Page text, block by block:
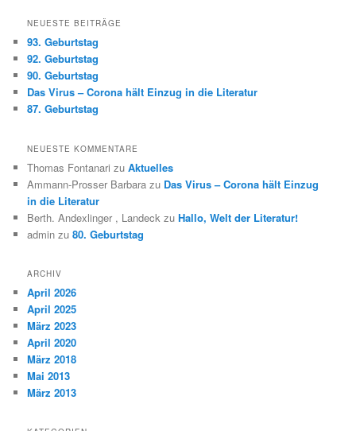
h
n
NEUESTE BEITRÄGE
93. Geburtstag
92. Geburtstag
90. Geburtstag
Das Virus – Corona hält Einzug in die Literatur
87. Geburtstag
NEUESTE KOMMENTARE
Thomas Fontanari zuAktuelles
Ammann-Prosser Barbara zu Das Virus – Corona hält Einzug
in die Literatur
Berth. Andexlinger , Landeck zuHallo, Welt der Literatur!
admin zu80. Geburtstag
ARCHIV
April 2026
April 2025
März 2023
April 2020
März 2018
Mai 2013
März 2013